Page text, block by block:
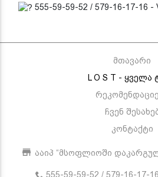
555-59-59-52 / 579-16-17-16 -
მთავარი
L O S T - ყველა
ჩვენ
კონტაქტი
ააიპ “მსოფლიოში
555-59-59-52 / 579-16-17-